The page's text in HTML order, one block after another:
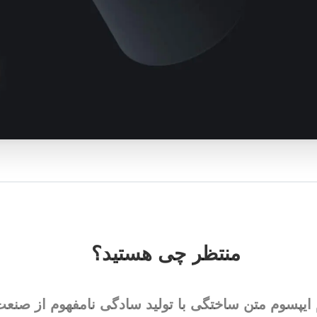
منتظر چی هستید؟
ایپسوم متن ساختگی با تولید سادگی نامفهوم از